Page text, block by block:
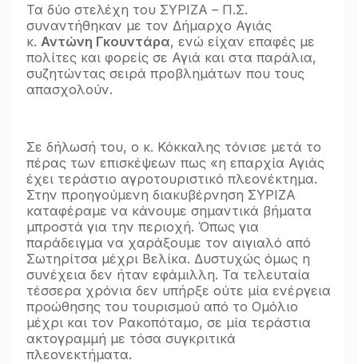
Τα δύο στελέχη του ΣΥΡΙΖΑ – Π.Σ.
συναντήθηκαν με τον Δήμαρχο Αγιάς
κ. Αντώνη Γκουντάρα, ενώ είχαν επαφές με
πολίτες και φορείς σε Αγιά και στα παράλια,
συζητώντας σειρά προβλημάτων που τους
απασχολούν.
Σε δήλωσή του, ο κ. Κόκκαλης τόνισε μετά το
πέρας των επισκέψεων πως «η επαρχία Αγιάς
έχει τεράστιο αγροτουριστικό πλεονέκτημα.
Στην προηγούμενη διακυβέρνηση ΣΥΡΙΖΑ
καταφέραμε να κάνουμε σημαντικά βήματα
μπροστά για την περιοχή. Όπως για
παράδειγμα να χαράξουμε τον αιγιαλό από
Σωτηρίτσα μέχρι Βελίκα. Δυστυχώς όμως η
συνέχεια δεν ήταν εφάμιλλη. Τα τελευταία
τέσσερα χρόνια δεν υπήρξε ούτε μία ενέργεια
προώθησης του τουρισμού από το Ομόλιο
μέχρι και τον Ρακοπόταμο, σε μία τεράστια
ακτογραμμή με τόσα συγκριτικά
πλεονεκτήματα.